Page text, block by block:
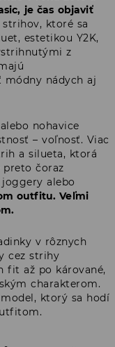
je čas objaviť
ktoré sa
estetikou Y2K,
z
módny nádych aj
nohavice
– voľnosť. Viac
a silueta, ktorá
preto čoraz
alebo
outfitu. Veľmi
v rôznych
cez strihy
fit až po kárované,
charakterom.
ktorý sa hodí